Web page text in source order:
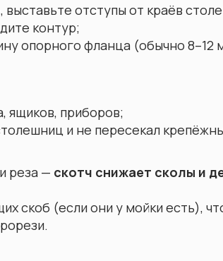
выставьте отступы от краёв
контур;
опорного фланца (обычно 8–12
ящиков, приборов;
и не пересекал
реза — скотч снижает сколы и
скоб (если они у мойки есть),